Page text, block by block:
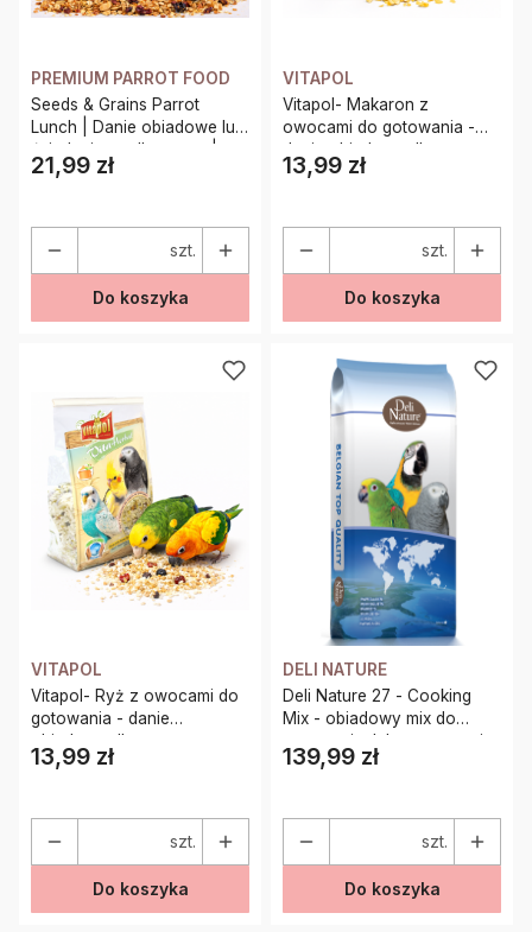
PREMIUM PARROT FOOD
Seeds & Grains Parrot
Lunch | Danie obiadowe lub
śniadaniowe dla papug |
Szybkie, zdrowe i pyszne |
Cena
21,99 zł
szt.
Do koszyka
VITAPOL
Vitapol- Makaron z
owocami do gotowania -
danie obiadowe dla papug
Cena
13,99 zł
szt.
Do koszyka
VITAPOL
Vitapol- Ryż z owocami do
gotowania - danie
obiadowe dla papug
Cena
13,99 zł
szt.
Do koszyka
DELI NATURE
Deli Nature 27 - Cooking
Mix - obiadowy mix do
gotowania, lub namaczania
dla wszystkich papug 15kg
Cena
139,99 zł
szt.
Do koszyka